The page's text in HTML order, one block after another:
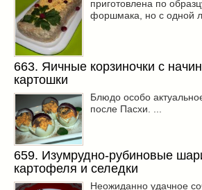
приготовлена по
форшмака, но с одной
663. Яичные корзиночки с
картошки
Блюдо особо
после Пасхи. ...
659. Изумрудно-рубиновые
картофеля и селедки
Неожиданно удачное